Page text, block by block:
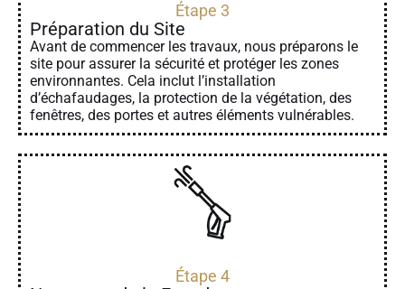
Étape 3
Préparation du Site
Avant de commencer les travaux, nous préparons le
site pour assurer la sécurité et protéger les zones
environnantes. Cela inclut l’installation
d’échafaudages, la protection de la végétation, des
fenêtres, des portes et autres éléments vulnérables.
Étape 4